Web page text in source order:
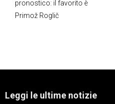
pronostico: il favorito è
Primož Roglič
Leggi le ultime notizie